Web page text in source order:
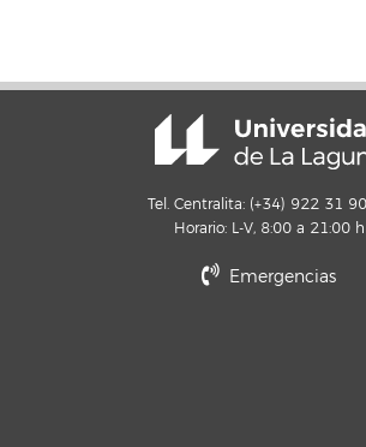
Tel. Centralita: (+34) 922 31
Horario: L-V, 8:00 a 21:00 h
Emergencias